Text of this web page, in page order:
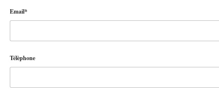
Email*
Télèphone